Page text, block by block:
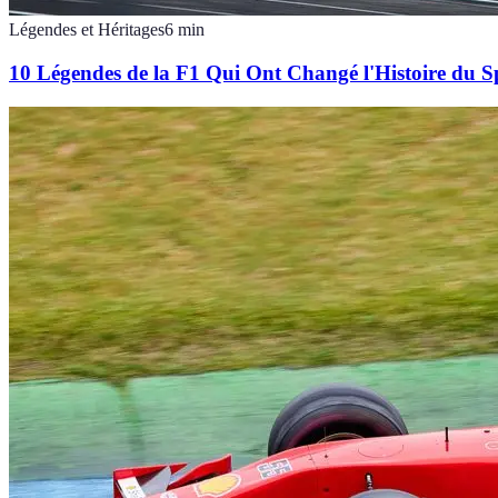
Légendes et Héritages6 min
10 Légendes de la F1 Qui Ont Changé l'Histoire du